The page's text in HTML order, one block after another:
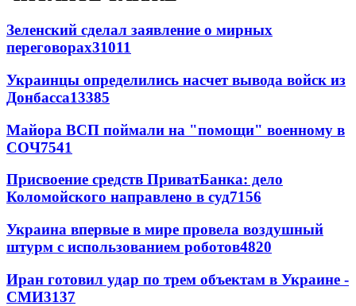
Зеленский сделал заявление о мирных
переговорах31011
Украинцы определились насчет вывода войск из
Донбасса13385
Майора ВСП поймали на "помощи" военному в
СОЧ7541
Присвоение средств ПриватБанка: дело
Коломойского направлено в суд7156
Украина впервые в мире провела воздушный
штурм с использованием роботов4820
Иран готовил удар по трем объектам в Украине -
СМИ3137